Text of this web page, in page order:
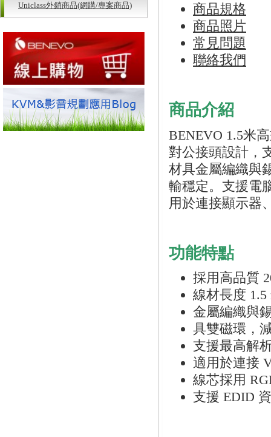
Uniclass外銷商品(網購/專案商品)
商品規格
商品照片
常見問題
聯絡我們
商品介紹
BENEVO 1.5米
對公接頭設計，
材具金屬編織與
輸穩定。支援電
用於連接顯示器
功能特點
採用高品質
線材長度
金屬編織與
具雙磁環，
支援最高解
適用於連接
線芯採用
支援 EDID